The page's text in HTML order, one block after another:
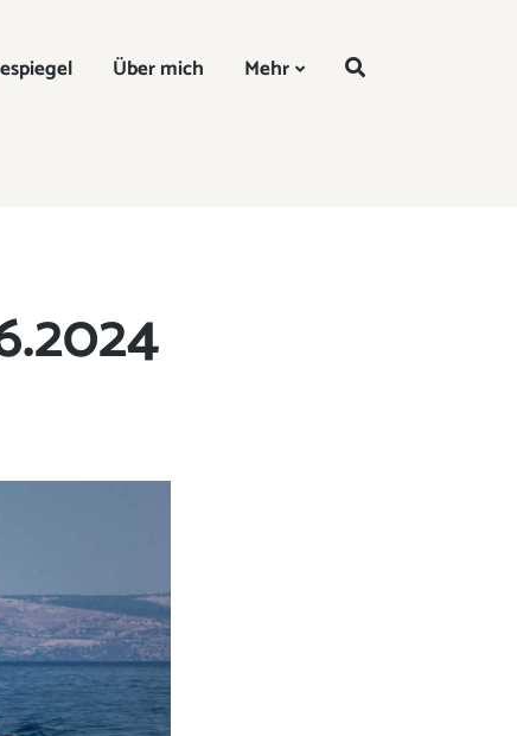
Über mich Mehr